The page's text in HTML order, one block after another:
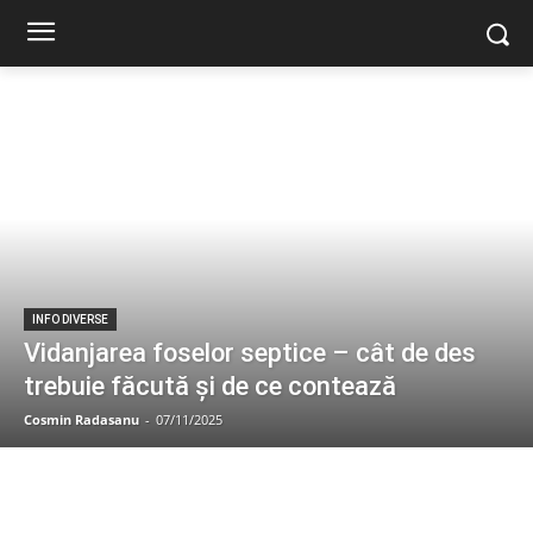
INFO DIVERSE
Vidanjarea foselor septice – cât de des
trebuie făcută și de ce contează
Cosmin Radasanu - 07/11/2025